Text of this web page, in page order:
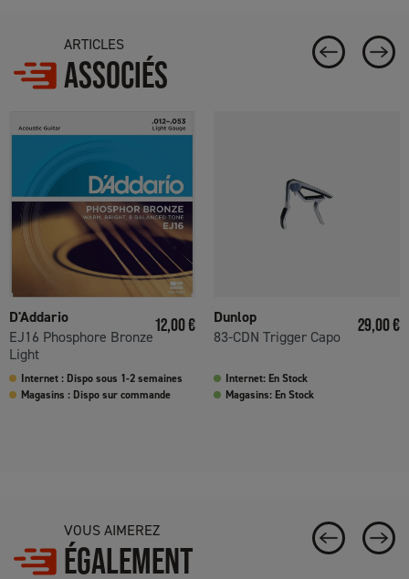
ARTICLES
ASSOCIÉS
D'Addario
EJ16 Phosphore Bronze
Light
Prix
12,00 €
Internet : Dispo sous 1-2 semaines
Magasins : Dispo sur commande
Dunlop
83-CDN Trigger Capo
Prix
29,00 €
Internet: En Stock
Magasins: En Stock
VOUS AIMEREZ
ÉGALEMENT